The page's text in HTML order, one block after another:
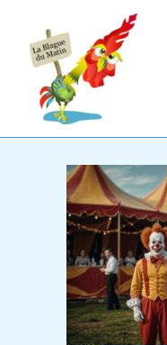
contenu